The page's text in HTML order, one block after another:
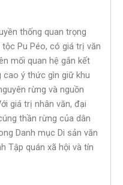
thống quan trọng
Pu Péo, có giá trị văn
mối quan hệ gắn kết
cao ý thức gìn giữ khu
rừng và nguồn
giá trị nhân văn, đại
thần rừng của dân
Danh mục Di sản văn
Tập quán xã hội và tín